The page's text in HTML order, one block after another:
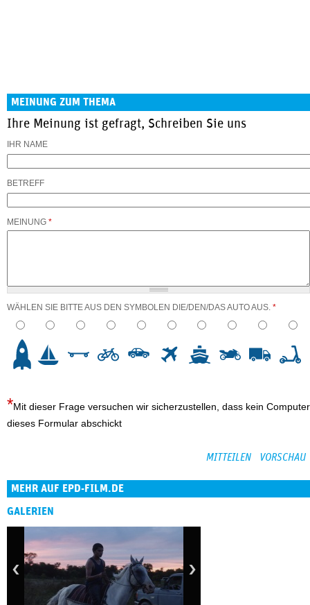
MEINUNG ZUM THEMA
Ihre Meinung ist gefragt, Schreiben Sie uns
IHR NAME
BETREFF
MEINUNG *
WÄHLEN SIE BITTE AUS DEN SYMBOLEN DIE/DEN/DAS AUTO AUS. *
Mit dieser Frage versuchen wir sicherzustellen, dass kein Computer
dieses Formular abschickt
MEHR AUF EPD-FILM.DE
GALERIEN